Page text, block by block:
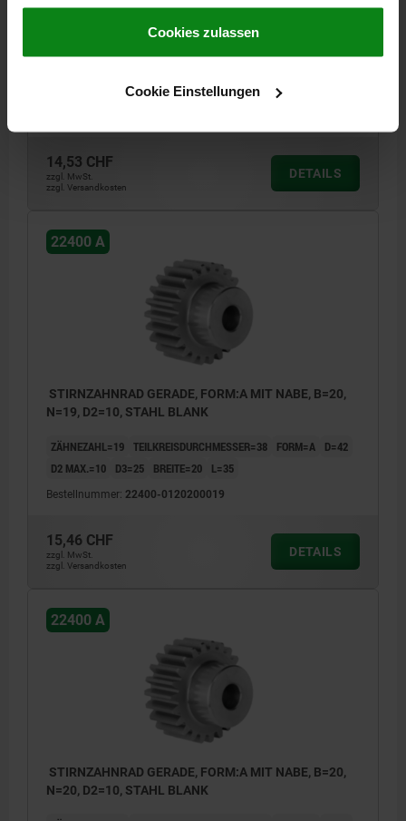
gesammelt haben.Cookie Richtlinien
Datenschutz|AGB
Cookies zulassen
Cookie Einstellungen
N=18, D2=10, STAHL BLANK
D3=25 BREITE=20 L=35
14,53 CHF
zzgl. MwSt.
zzgl. Versandkosten
DETAILS
22400 A
STIRNZAHNRAD GERADE, FORM:A MIT NABE, B=20,
N=19, D2=10, STAHL BLANK
ZÄHNEZAHL=19 TEILKREISDURCHMESSER=38 FORM=A
D=42
D2 MAX.=10
D3=25 BREITE=20 L=35
Bestellnummer: 22400-0120200019
15,46 CHF
zzgl. MwSt.
zzgl. Versandkosten
DETAILS
22400 A
STIRNZAHNRAD GERADE, FORM:A MIT NABE, B=20,
N=20, D2=10, STAHL BLANK